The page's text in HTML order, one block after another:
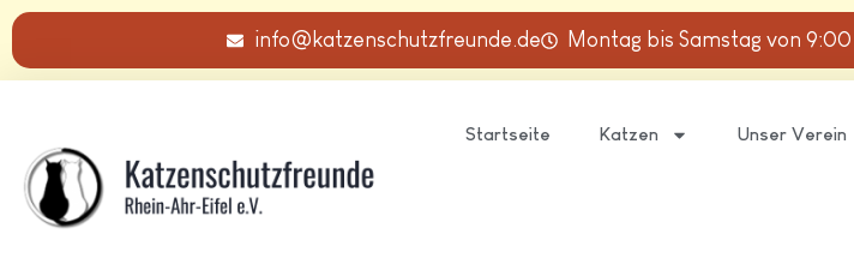
info@katzenschutzfreunde.de Montag bis Samstag von
Startseite Katzen Unser Verein